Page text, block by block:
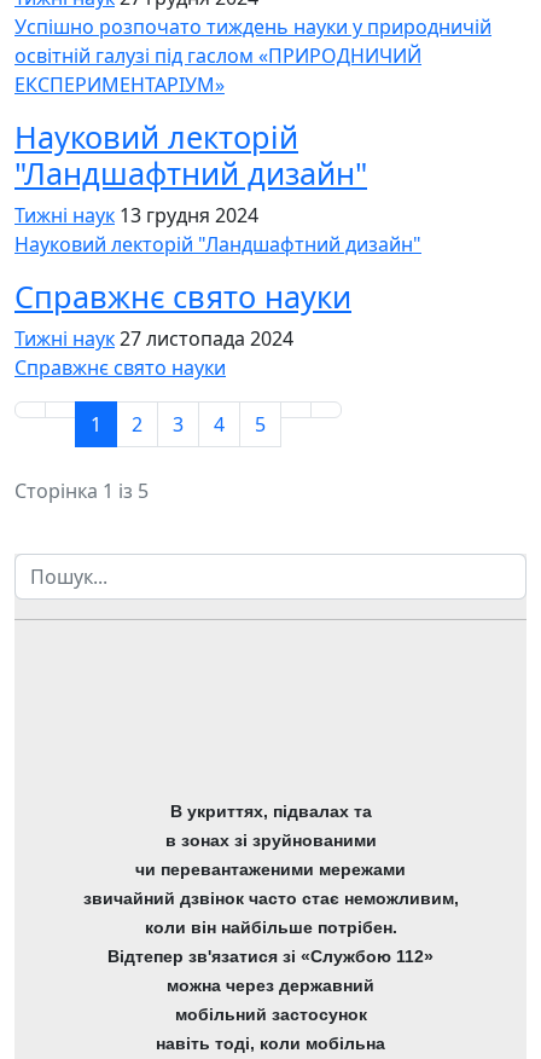
Успішно розпочато тиждень науки у природничій
освітній галузі під гаслом «ПРИРОДНИЧИЙ
ЕКСПЕРИМЕНТАРІУМ»
Науковий лекторій
"Ландшафтний дизайн"
Тижні наук 13 грудня 2024
Науковий лекторій "Ландшафтний дизайн"
Cправжнє свято науки
Тижні наук27 листопада 2024
Cправжнє свято науки
1 2 3 4 5
Сторінка 1 із 5
Пошук
В укриттях, підвалах та
в зонах зі зруйнованими
чи перевантаженими мережами
звичайний дзвінок часто стає неможливим,
коли він найбільше потрібен.
Відтепер зв'язатися зі «Службою 112»
можна через державний
мобільний застосунок
навіть тоді, коли мобільна